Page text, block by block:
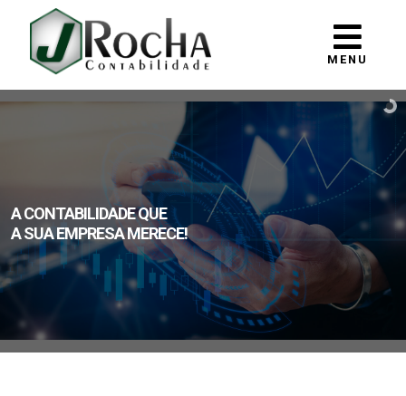
MENU
A CONTABILIDADE QUE
A SUA EMPRESA MERECE!